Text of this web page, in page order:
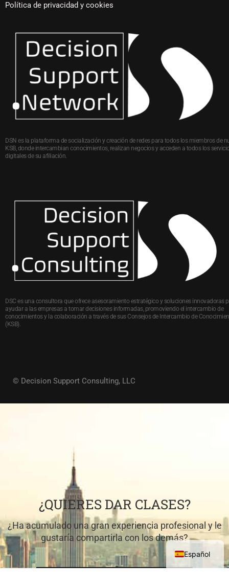
Política de privacidad y cookies
DSN es la plataforma de socialización y creación de redes para todos los miembros de
KSB, donde intercambian conocimientos, realizan negocios y acceden a todos los
digitales de su afiliación.
DSC es una consultora que ofrece asesoramiento estratégico y soluciones innovadoras
ayudar a las empresas a tomar decisiones informadas, promoviendo el intercambio de
conocimientos y la colaboración a través de sus Consejos de Intercambio de
(KSB).
© Decision Support Consulting, LLC
¿QUIERES DAR CLASES?
¿Ha acumulado una gran experiencia profesional y le
gustaría compartirla con los demás?
Español